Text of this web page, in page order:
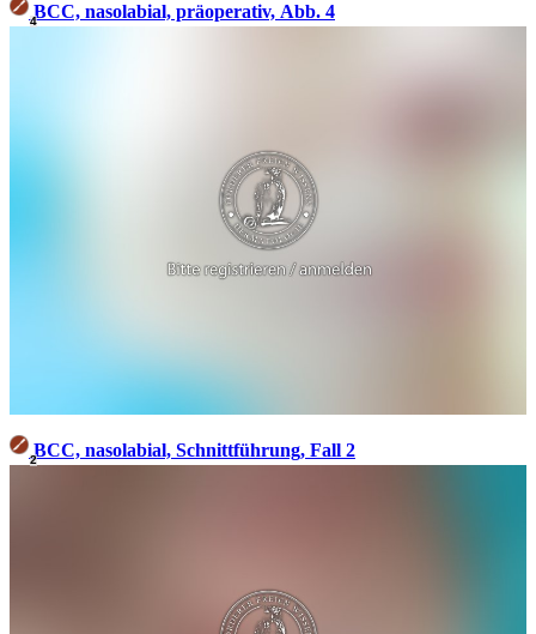
4BCC, nasolabial, präoperativ, Abb. 4
2BCC, nasolabial, Schnittführung, Fall 2